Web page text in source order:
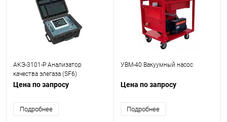
АКЭ-3101-Р Анализатор
качества элегаза (SF6)
Цена по запросу
Подробнее
УВМ-40 Вакуумный насос
Цена по запросу
Подробнее